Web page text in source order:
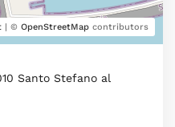
| © OpenStreetMap contributors
Santo Stefano al